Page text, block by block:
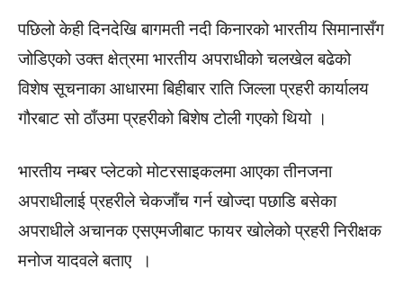
पछिलो केही दिनदेखि बागमती नदी किनारको भारतीय सिमानासँग
जोडिएको उक्त क्षेत्रमा भारतीय अपराधीको चलखेल बढेको
विशेष सूचनाका आधारमा बिहीबार राति जिल्ला प्रहरी कार्यालय
गौरबाट सो ठाँउमा प्रहरीको बिशेष टोली गएको थियो ।
भारतीय नम्बर प्लेटको मोटरसाइकलमा आएका तीनजना
अपराधीलाई प्रहरीले चेकजाँच गर्न खोज्दा पछाडि बसेका
अपराधीले अचानक एसएमजीबाट फायर खोलेको प्रहरी निरीक्षक
मनोज यादवले बताए ।